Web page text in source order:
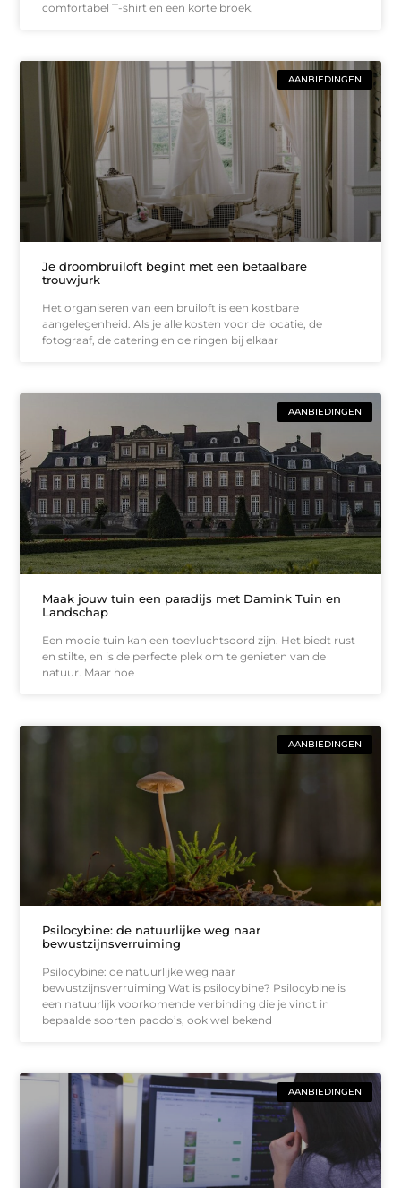
comfortabel T-shirt en een korte broek,
AANBIEDINGEN
Je droombruiloft begint met een betaalbare
trouwjurk
Het organiseren van een bruiloft is een kostbare
aangelegenheid. Als je alle kosten voor de locatie, de
fotograaf, de catering en de ringen bij elkaar
AANBIEDINGEN
Maak jouw tuin een paradijs met Damink Tuin en
Landschap
Een mooie tuin kan een toevluchtsoord zijn. Het biedt rust
en stilte, en is de perfecte plek om te genieten van de
natuur. Maar hoe
AANBIEDINGEN
Psilocybine: de natuurlijke weg naar
bewustzijnsverruiming
Psilocybine: de natuurlijke weg naar
bewustzijnsverruiming Wat is psilocybine? Psilocybine is
een natuurlijk voorkomende verbinding die je vindt in
bepaalde soorten paddo’s, ook wel bekend
AANBIEDINGEN